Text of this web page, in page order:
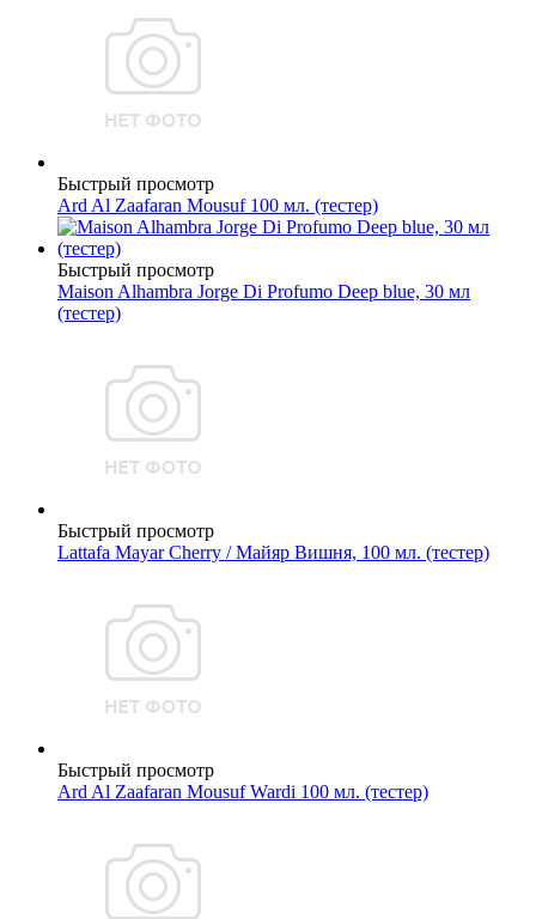
Быстрый просмотр
Ard Al Zaafaran Mousuf 100 мл. (тестер)
Быстрый просмотр
Maison Alhambra Jorge Di Profumo Deep blue, 30 мл
(тестер)
Быстрый просмотр
Lattafa Mayar Cherry / Майяр Вишня, 100 мл. (тестер)
Быстрый просмотр
Ard Al Zaafaran Mousuf Wardi 100 мл. (тестер)